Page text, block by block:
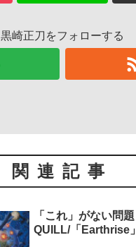
黒崎正刀をフォローする
関連記事
「これ」がない問
QUILL/「Earthrise